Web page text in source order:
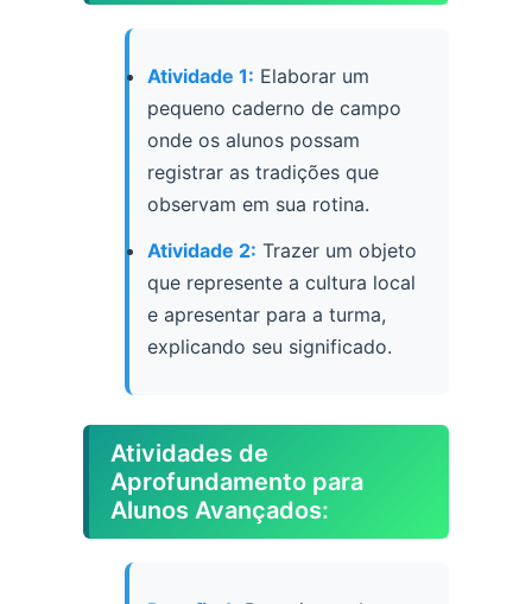
Atividade 1: Elaborar um
pequeno caderno de campo
onde os alunos possam
registrar as tradições que
observam em sua rotina.
Atividade 2: Trazer um objeto
que represente a cultura local
e apresentar para a turma,
explicando seu significado.
Atividades de
Aprofundamento para
Alunos Avançados: